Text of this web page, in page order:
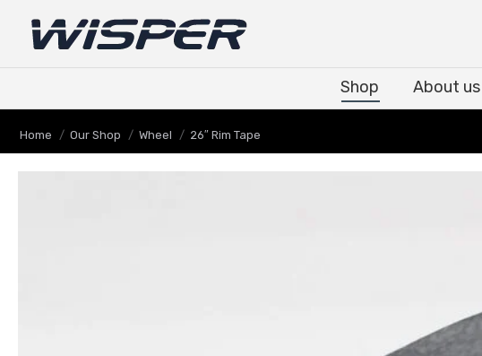
Shop About us
You are here:
Home Our Shop Wheel 26″ Rim Tape